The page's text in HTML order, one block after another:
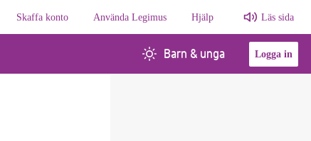
Skaffa konto Använda Legimus Hjälp Läs sida
Barn & unga Logga in